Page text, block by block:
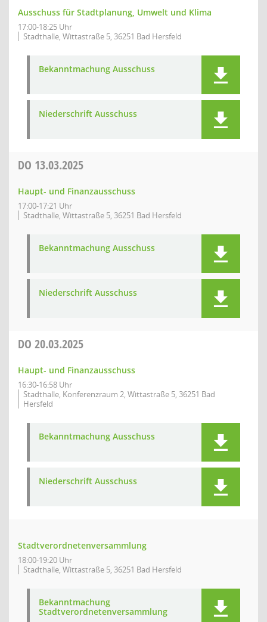
Ausschuss für Stadtplanung, Umwelt und Klima
17:00-18:25 Uhr
Stadthalle, Wittastraße 5, 36251 Bad Hersfeld
Bekanntmachung Ausschuss
Niederschrift Ausschuss
DO 13.03.2025
Haupt- und Finanzausschuss
17:00-17:21 Uhr
Stadthalle, Wittastraße 5, 36251 Bad Hersfeld
Bekanntmachung Ausschuss
Niederschrift Ausschuss
DO 20.03.2025
Haupt- und Finanzausschuss
16:30-16:58 Uhr
Stadthalle, Konferenzraum 2, Wittastraße 5, 36251 Bad
Hersfeld
Bekanntmachung Ausschuss
Niederschrift Ausschuss
Stadtverordnetenversammlung
18:00-19:20 Uhr
Stadthalle, Wittastraße 5, 36251 Bad Hersfeld
Bekanntmachung
Stadtverordnetenversammlung